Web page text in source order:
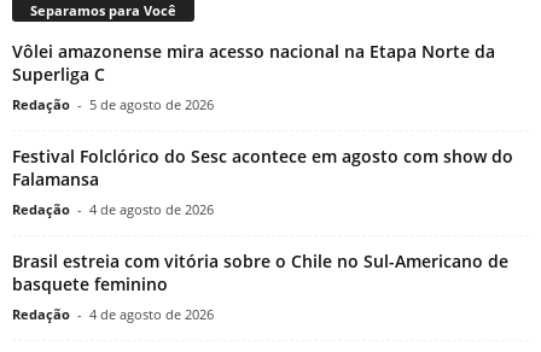
Separamos para Você
Vôlei amazonense mira acesso nacional na Etapa Norte da
Superliga C
Redação - 5 de agosto de 2026
Festival Folclórico do Sesc acontece em agosto com show do
Falamansa
Redação - 4 de agosto de 2026
Brasil estreia com vitória sobre o Chile no Sul-Americano de
basquete feminino
Redação - 4 de agosto de 2026